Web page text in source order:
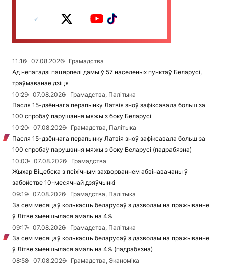
11:16 07.08.2026
Грамадства
Ад непагадзі пацярпелі дамы ў 57 населеных пунктаў Беларусі,
траўмаванае дзіця
10:29
07.08.2026
Грамадства, Палітыка
Пасля 15-дзённага перапынку Латвія зноў зафіксавала больш за
100 спробаў парушэння мяжы з боку Беларусі
10:20
07.08.2026
Грамадства, Палітыка
Пасля 15-дзённага перапынку Латвія зноў зафіксавала больш за
100 спробаў парушэння мяжы з боку Беларусі (падрабязна)
10:03
07.08.2026
Грамадства
Жыхар Віцебска з псіхічным захворваннем абвінавачаны ў
забойстве 10-месячнай дзяўчынкі
09:19
07.08.2026
Грамадства, Палітыка
За сем месяцаў колькасць беларусаў з дазволам на пражыванне
ў Літве зменшылася амаль на 4%
09:17
07.08.2026
Грамадства, Палітыка
За сем месяцаў колькасць беларусаў з дазволам на пражыванне
ў Літве зменшылася амаль на 4% (падрабязна)
08:58
07.08.2026
Грамадства, Эканоміка